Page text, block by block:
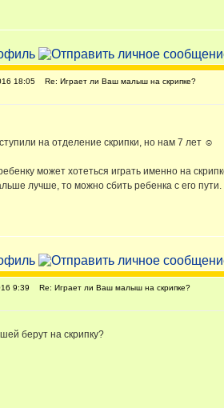
18:05 Re: Играет ли Ваш малыш на скрипке?
на отделение скрипки, но нам 7 лет ☺
может хотеться играть именно на
лучше, то можно сбить ребенка с его пути.
9:39 Re: Играет ли Ваш малыш на скрипке?
берут на скрипку?